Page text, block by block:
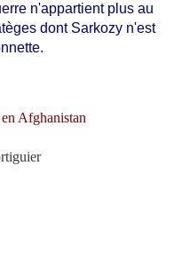
n'appartient plus au
dont Sarkozy n'est
Afghanistan